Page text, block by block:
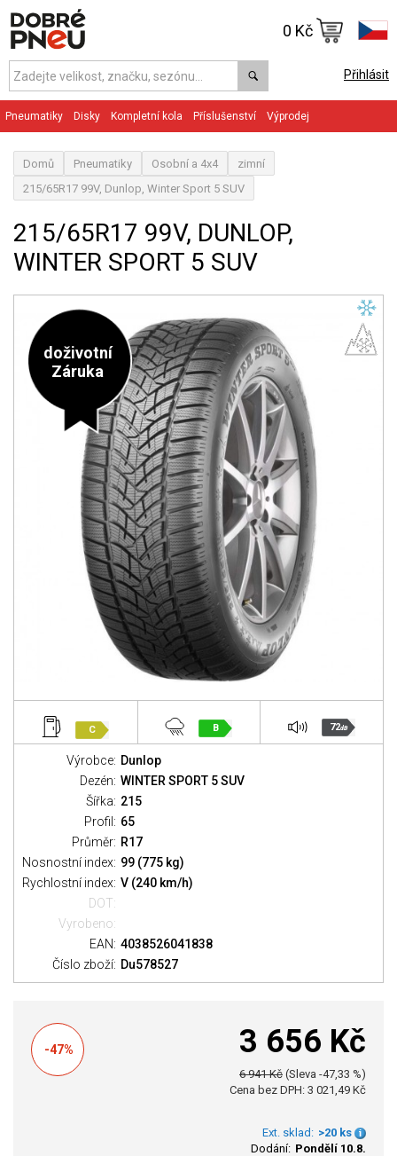
Přihlásit
0 Kč
Pneumatiky Disky Kompletní kola Příslušenství Výprodej
Domů Pneumatiky Osobní a 4x4
zimní
215/65R17 99V, Dunlop, Winter Sport 5 SUV
215/65R17 99V, DUNLOP,
WINTER SPORT 5 SUV
doživotní
Záruka
C B 72dB
Výrobce: Dunlop
Dezén: WINTER SPORT 5 SUV
Šířka: 215
Profil: 65
Průměr: R17
Nosnostní index: 99 (775 kg)
Rychlostní index: V (240 km/h)
DOT:
Vyrobeno:
EAN: 4038526041838
Číslo zboží: Du578527
-47% 3 656 Kč
6 941 Kč (Sleva -47,33 %)
Cena bez DPH: 3 021,49 Kč
Ext. sklad: >20 ks
Dodání: Pondělí 10.8.